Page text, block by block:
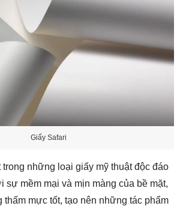
Giấy Safari
trong những loại giấy mỹ thuật độc đáo
sự mềm mại và mịn màng của bề mặt,
thấm mực tốt, tạo nên những tác phẩm